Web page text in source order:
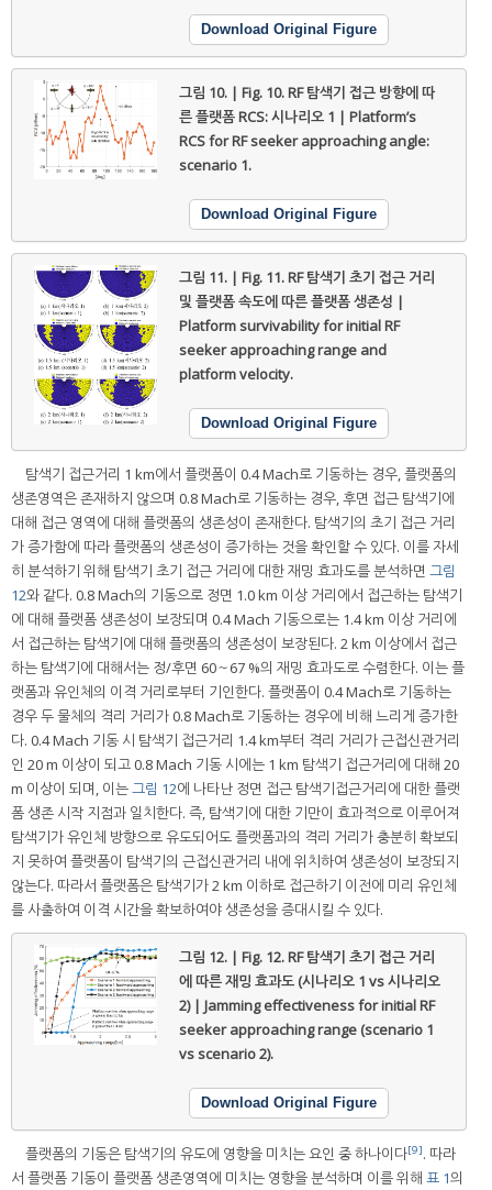
Download Original Figure
그림 10. | Fig. 10.RF 탐색기 접근 방향에 따
른 플랫폼 RCS: 시나리오 1 | Platform’s
RCS for RF seeker approaching angle:
scenario 1.
Download Original Figure
그림 11. | Fig. 11.RF 탐색기 초기 접근 거리
및 플랫폼 속도에 따른 플랫폼 생존성 |
Platform survivability for initial RF
seeker approaching range and
platform velocity.
Download Original Figure
탐색기 접근거리 1 km에서 플랫폼이 0.4 Mach로 기동하는 경우, 플랫폼의
생존영역은 존재하지 않으며 0.8 Mach로 기동하는 경우, 후면 접근 탐색기에
대해 접근 영역에 대해 플랫폼의 생존성이 존재한다. 탐색기의 초기 접근 거리
가 증가함에 따라 플랫폼의 생존성이 증가하는 것을 확인할 수 있다. 이를 자세
히 분석하기 위해 탐색기 초기 접근 거리에 대한 재밍 효과도를 분석하면 그림
12와 같다. 0.8 Mach의 기동으로 정면 1.0 km 이상 거리에서 접근하는 탐색기
에 대해 플랫폼 생존성이 보장되며 0.4 Mach 기동으로는 1.4 km 이상 거리에
서 접근하는 탐색기에 대해 플랫폼의 생존성이 보장된다. 2 km 이상에서 접근
하는 탐색기에 대해서는 정/후면 60～67 %의 재밍 효과도로 수렴한다. 이는 플
랫폼과 유인체의 이격 거리로부터 기인한다. 플랫폼이 0.4 Mach로 기동하는
경우 두 물체의 격리 거리가 0.8 Mach로 기동하는 경우에 비해 느리게 증가한
다. 0.4 Mach 기동 시 탐색기 접근거리 1.4 km부터 격리 거리가 근접신관거리
인 20 m 이상이 되고 0.8 Mach 기동 시에는 1 km 탐색기 접근거리에 대해 20
m 이상이 되며, 이는그림 12에 나타난 정면 접근 탐색기접근거리에 대한 플랫
폼 생존 시작 지점과 일치한다. 즉, 탐색기에 대한 기만이 효과적으로 이루어져
탐색기가 유인체 방향으로 유도되어도 플랫폼과의 격리 거리가 충분히 확보되
지 못하여 플랫폼이 탐색기의 근접신관거리 내에 위치하여 생존성이 보장되지
않는다. 따라서 플랫폼은 탐색기가 2 km 이하로 접근하기 이전에 미리 유인체
를 사출하여 이격 시간을 확보하여야 생존성을 증대시킬 수 있다.
그림 12. | Fig. 12.RF 탐색기 초기 접근 거리
에 따른 재밍 효과도 (시나리오 1 vs 시나리오
2) | Jamming effectiveness for initial RF
seeker approaching range (scenario 1
vs scenario 2).
Download Original Figure
플랫폼의 기동은 탐색기의 유도에 영향을 미치는 요인 중 하나이다[9]. 따라
서 플랫폼 기동이 플랫폼 생존영역에 미치는 영향을 분석하며 이를 위해 표 1의